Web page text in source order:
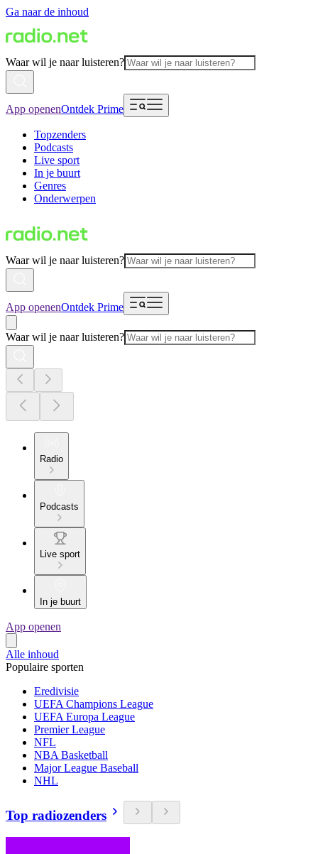
Ga naar de inhoud
Waar wil je naar luisteren?
App openenOntdek Prime
Topzenders
Podcasts
Live sport
In je buurt
Genres
Onderwerpen
Waar wil je naar luisteren?
App openenOntdek Prime
Waar wil je naar luisteren?
Radio
Podcasts
Live sport
In je buurt
App openen
Alle inhoud
Populaire sporten
Eredivisie
UEFA Champions League
UEFA Europa League
Premier League
NFL
NBA Basketball
Major League Baseball
NHL
Top radiozenders